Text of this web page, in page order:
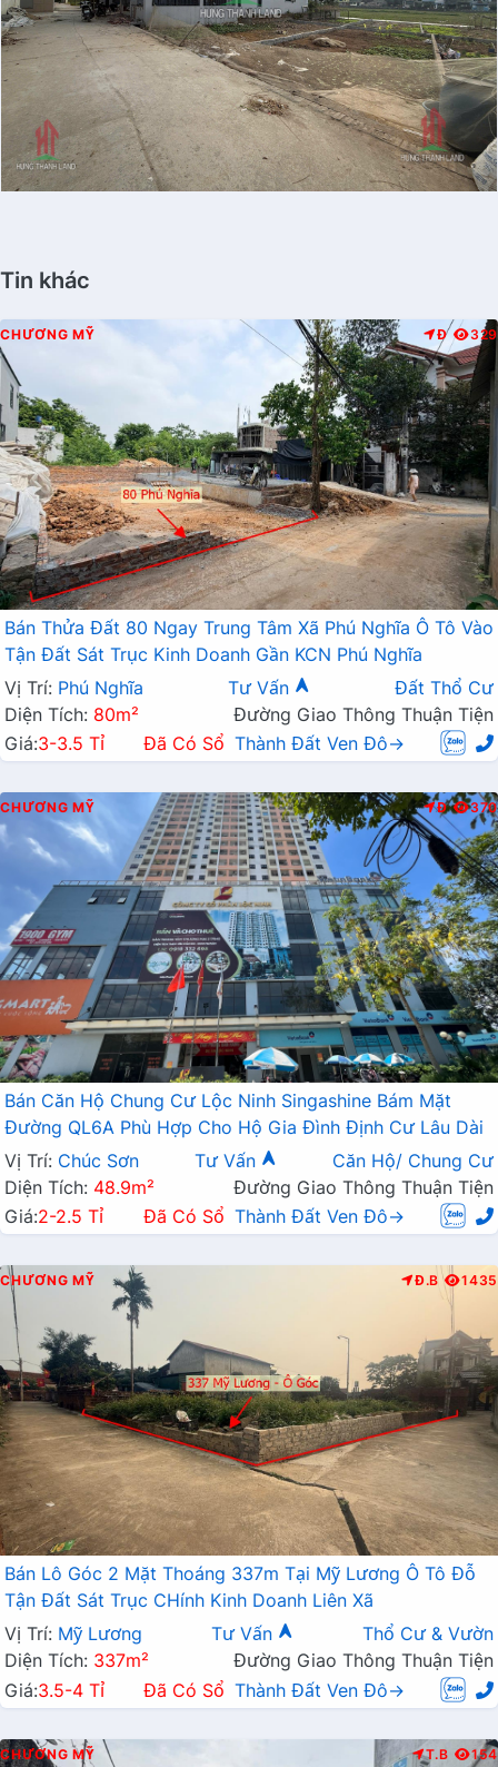
Tin khác
CHƯƠNG MỸ Đ 329
Bán Thửa Đất 80 Ngay Trung Tâm Xã Phú Nghĩa Ô Tô Vào
Tận Đất Sát Trục Kinh Doanh Gần KCN Phú Nghĩa
Vị Trí: Phú Nghĩa Tư Vấn
Đất Thổ Cư
Diện Tích: 80m²
Đường Giao Thông Thuận Tiện
Giá:3-3.5 Tỉ Đã Có Sổ Thành Đất Ven Đô→
CHƯƠNG MỸ Đ 370
Bán Căn Hộ Chung Cư Lộc Ninh Singashine Bám Mặt
Đường QL6A Phù Hợp Cho Hộ Gia Đình Định Cư Lâu Dài
Vị Trí: Chúc Sơn Tư Vấn
Căn Hộ/ Chung Cư
Diện Tích: 48.9m²
Đường Giao Thông Thuận Tiện
Giá:2-2.5 Tỉ Đã Có Sổ Thành Đất Ven Đô→
CHƯƠNG MỸ Đ.B 1435
Bán Lô Góc 2 Mặt Thoáng 337m Tại Mỹ Lương Ô Tô Đỗ
Tận Đất Sát Trục CHính Kinh Doanh Liên Xã
Vị Trí: Mỹ Lương Tư Vấn
Thổ Cư & Vườn
Diện Tích: 337m²
Đường Giao Thông Thuận Tiện
Giá:3.5-4 Tỉ Đã Có Sổ Thành Đất Ven Đô→
CHƯƠNG MỸ T.B 154